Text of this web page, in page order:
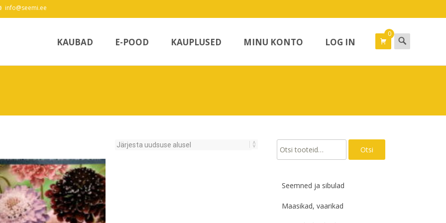
info@seemi.ee
KAUBAD E-POOD KAUPLUSED MINU KONTO LOG IN
0 Search
for:
Otsi: Otsi
Seemned ja sibulad
Maasikad, vaarikad